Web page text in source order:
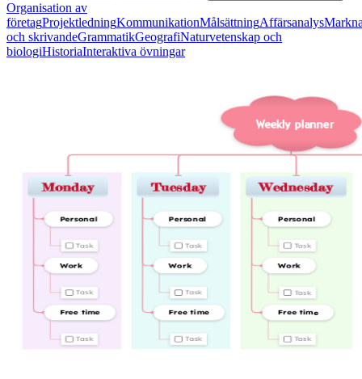
Organisation av
företagProjektledningKommunikationMålsättningAffärsanalys
och skrivandeGrammatikGeografiNaturvetenskap och
biologiHistoriaInteraktiva övningar